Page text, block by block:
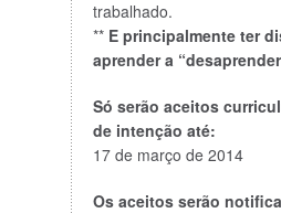
trabalhado.
** E principalmente ter
aprender a
Só serão aceitos
de intenção até:
17 de março de 2014
Os aceitos serão